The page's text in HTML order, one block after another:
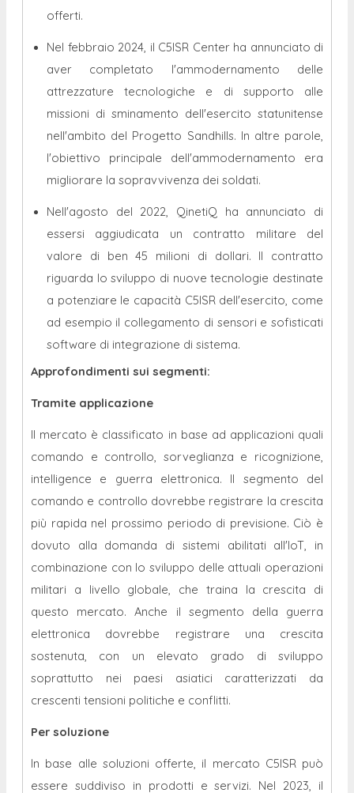
offerti.
Nel febbraio 2024, il C5ISR Center ha annunciato di
aver completato l'ammodernamento delle
attrezzature tecnologiche e di supporto alle
missioni di sminamento dell'esercito statunitense
nell'ambito del Progetto Sandhills. In altre parole,
l'obiettivo principale dell'ammodernamento era
migliorare la sopravvivenza dei soldati.
Nell'agosto del 2022, QinetiQ ha annunciato di
essersi aggiudicata un contratto militare del
valore di ben 45 milioni di dollari. Il contratto
riguarda lo sviluppo di nuove tecnologie destinate
a potenziare le capacità C5ISR dell'esercito, come
ad esempio il collegamento di sensori e sofisticati
software di integrazione di sistema.
Approfondimenti sui segmenti:
Tramite applicazione
Il mercato è classificato in base ad applicazioni quali
comando e controllo, sorveglianza e ricognizione,
intelligence e guerra elettronica. Il segmento del
comando e controllo dovrebbe registrare la crescita
più rapida nel prossimo periodo di previsione. Ciò è
dovuto alla domanda di sistemi abilitati all'IoT, in
combinazione con lo sviluppo delle attuali operazioni
militari a livello globale, che traina la crescita di
questo mercato. Anche il segmento della guerra
elettronica dovrebbe registrare una crescita
sostenuta, con un elevato grado di sviluppo
soprattutto nei paesi asiatici caratterizzati da
crescenti tensioni politiche e conflitti.
Per soluzione
In base alle soluzioni offerte, il mercato C5ISR può
essere suddiviso in prodotti e servizi. Nel 2023, il